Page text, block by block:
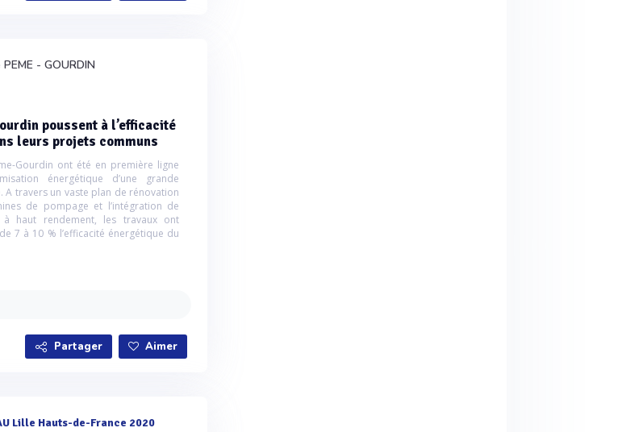
- GOURDIN
poussent à l’efficacité
leurs projets communs
Gourdin ont été en première ligne
énergétique d’une grande
A travers un vaste plan de rénovation
de pompage et l’intégration de
à haut rendement, les travaux ont
7 à 10 % l’efficacité énergétique du
Partager Aimer
Lille Hauts-de-France 2020